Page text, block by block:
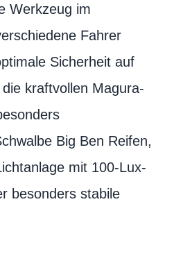
Werkzeug im
Fahrer
Sicherheit auf
kraftvollen Magura-
Big Ben Reifen,
mit 100-Lux-
besonders stabile